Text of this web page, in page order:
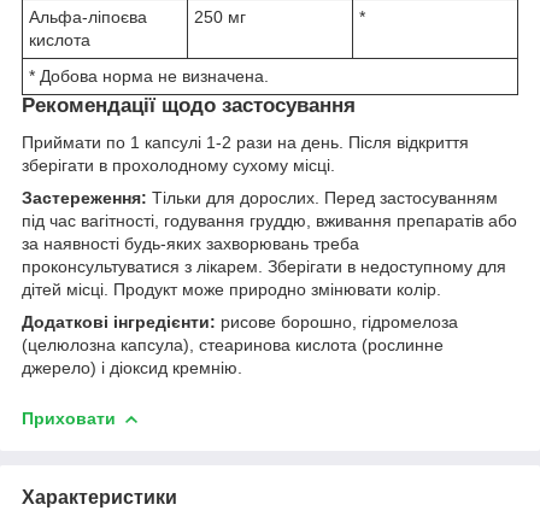
Альфа-ліпоєва
кислота
250 мг *
* Добова норма не визначена.
Рекомендації щодо застосування
Приймати по 1 капсулі 1-2 рази на день. Після відкриття
зберігати в прохолодному сухому місці.
Застереження: Тільки для дорослих. Перед застосуванням
під час вагітності, годування груддю, вживання препаратів або
за наявності будь-яких захворювань треба
проконсультуватися з лікарем. Зберігати в недоступному для
дітей місці. Продукт може природно змінювати колір.
Додаткові інгредієнти: рисове борошно, гідромелоза
(целюлозна капсула), стеаринова кислoта (рослинне
джерело) і діоксид кремнію.
Приховати
Характеристики